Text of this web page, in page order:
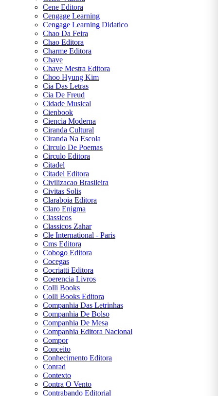
Cene Editora
Cengage Learning
Cengage Learning Didatico
Chao Da Feira
Chao Editora
Charme Editora
Chave
Chave Mestra Editora
Choo Hyung Kim
Cia Das Letras
Cia De Freud
Cidade Musical
Cienbook
Ciencia Moderna
Ciranda Cultural
Ciranda Na Escola
Circulo De Poemas
Circulo Editora
Citadel
Citadel Editora
Civilizacao Brasileira
Civitas Solis
Claraboia Editora
Claro Enigma
Classicos
Classicos Zahar
Cle International - Paris
Cms Editora
Cobogo Editora
Cocegas
Cocriatti Editora
Coerencia Livros
Colli Books
Colli Books Editora
Companhia Das Letrinhas
Companhia De Bolso
Companhia De Mesa
Companhia Editora Nacional
Compor
Conceito
Conhecimento Editora
Conrad
Contexto
Contra O Vento
Contrabando Editorial